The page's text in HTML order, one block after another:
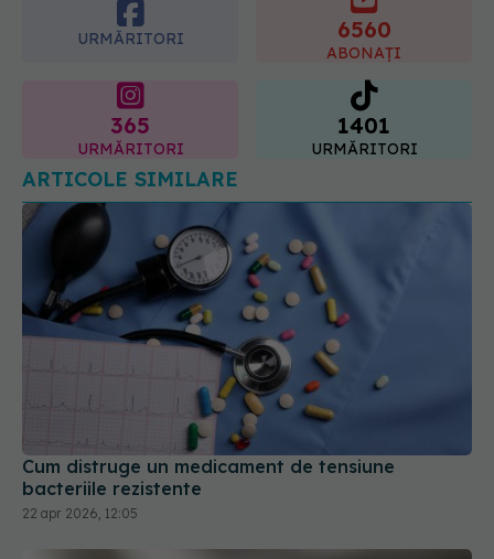
365 1401
URMĂRITORI
ARTICOLE SIMILARE
Cum distruge un medicament de tensiune
bacteriile rezistente
22 apr 2026, 12:05